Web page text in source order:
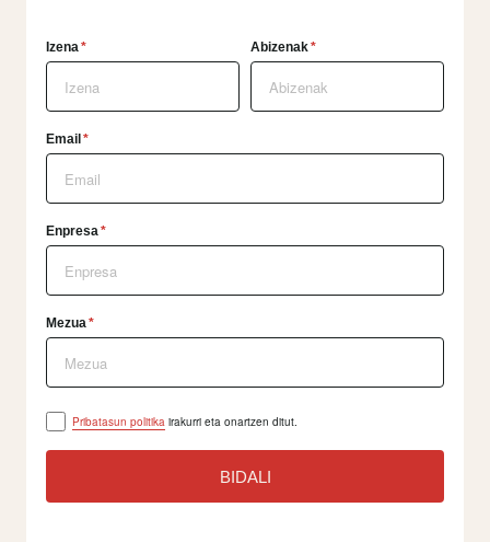
Izena* Abizenak*
Email *
Enpresa*
Mezua*
Pribatasun politika irakurri eta onartzen ditut.